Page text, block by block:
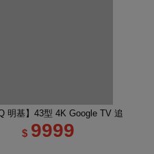
晶顯示器｜含基本安裝
明基】43型 4K Google TV 追劇護
$ 9999